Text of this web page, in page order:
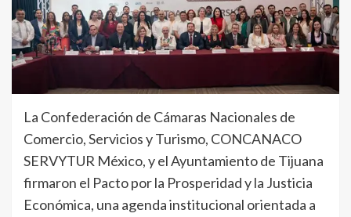
La Confederación de Cámaras Nacionales de
Comercio, Servicios y Turismo, CONCANACO
SERVYTUR México, y el Ayuntamiento de Tijuana
firmaron el Pacto por la Prosperidad y la Justicia
Económica, una agenda institucional orientada a